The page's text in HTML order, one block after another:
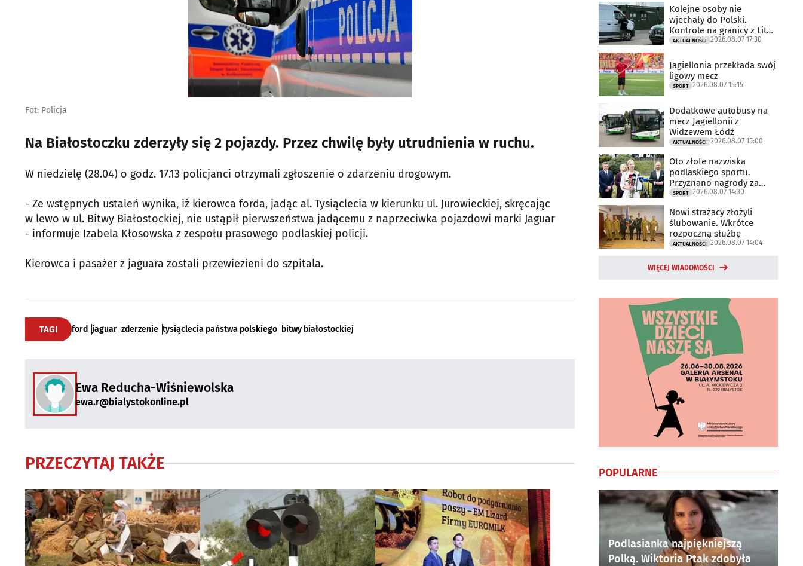
Fot: Policja
Na Białostoczku zderzyły się 2 pojazdy. Przez chwilę były utrudnienia w ruchu.
W niedzielę (28.04) o godz. 17.13 policjanci otrzymali zgłoszenie o zdarzeniu drogowym.
- Ze wstępnych ustaleń wynika, iż kierowca forda, jadąc al. Tysiąclecia w kierunku ul. Jurowieckiej, skręcając
w lewo w ul. Bitwy Białostockiej, nie ustąpił pierwszeństwa jadącemu z naprzeciwka pojazdowi marki Jaguar
- informuje Izabela Kłosowska z zespołu prasowego podlaskiej policji.
Kierowca i pasażer z jaguara zostali przewiezieni do szpitala.
TAGI ford jaguar zderzenie tysiąclecia państwa polskiego bitwy białostockiej
Ewa Reducha-Wiśniewolska
ewa.r@bialystokonline.pl
PRZECZYTAJ TAKŻE
Kolejne osoby nie
wjechały do Polski.
Kontrole na granicy z Litwą
trwają
AKTUALNOŚCI 2026.08.07 17:30
Jagiellonia przekłada swój
ligowy mecz
SPORT 2026.08.07 15:15
Dodatkowe autobusy na
mecz Jagiellonii z
Widzewem Łódź
AKTUALNOŚCI 2026.08.07 15:00
Oto złote nazwiska
podlaskiego sportu.
Przyznano nagrody za
2025 rok
SPORT 2026.08.07 14:30
Nowi strażacy złożyli
ślubowanie. Wkrótce
rozpoczną służbę
AKTUALNOŚCI 2026.08.07 14:04
WIĘCEJ WIADOMOŚCI
POPULARNE
Podlasianka najpiękniejszą
Polką. Wiktoria Ptak zdobyła